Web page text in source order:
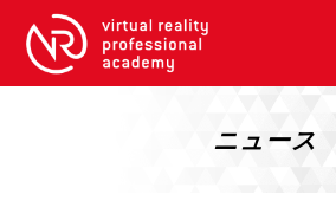
VRアカデミーとは
ニュース